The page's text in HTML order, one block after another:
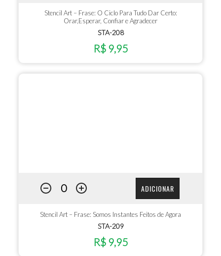
Stencil Art – Frase: O Ciclo Para Tudo Dar Certo:
Orar,Esperar, Confiar e Agradecer
STA-208
R$ 9,95
ADICIONAR
Stencil Art – Frase: Somos Instantes Feitos de Agora
STA-209
R$ 9,95